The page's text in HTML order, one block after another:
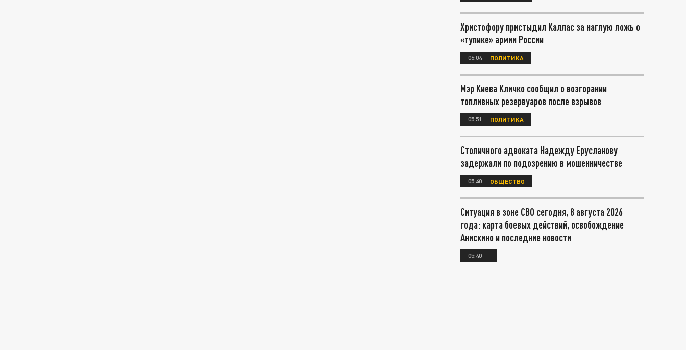
Христофору пристыдил Каллас за наглую ложь о
«тупике» армии России
06:04 ПОЛИТИКА
Мэр Киева Кличко сообщил о возгорании
топливных резервуаров после взрывов
05:51 ПОЛИТИКА
Столичного адвоката Надежду Ерусланову
задержали по подозрению в мошенничестве
05:40 ОБЩЕСТВО
Ситуация в зоне СВО сегодня, 8 августа 2026
года: карта боевых действий, освобождение
Анискино и последние новости
05:40